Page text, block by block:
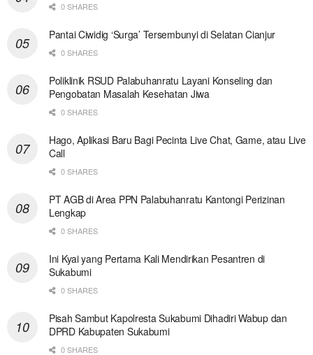
0 SHARES
Pantai Ciwidig ‘Surga’ Tersembunyi di Selatan Cianjur
0 SHARES
Poliklinik RSUD Palabuhanratu Layani Konseling dan
Pengobatan Masalah Kesehatan Jiwa
0 SHARES
Hago, Aplikasi Baru Bagi Pecinta Live Chat, Game, atau Live
Call
0 SHARES
PT AGB di Area PPN Palabuhanratu Kantongi Perizinan
Lengkap
0 SHARES
Ini Kyai yang Pertama Kali Mendirikan Pesantren di
Sukabumi
0 SHARES
Pisah Sambut Kapolresta Sukabumi Dihadiri Wabup dan
DPRD Kabupaten Sukabumi
0 SHARES